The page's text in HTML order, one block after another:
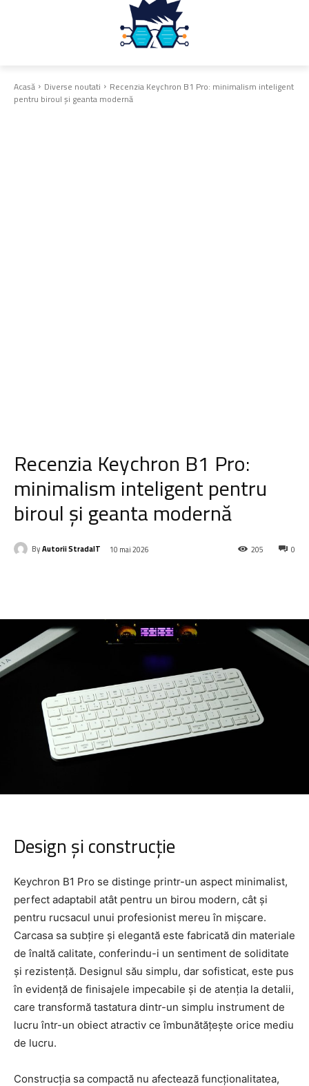
Acasă Diverse noutati Recenzia Keychron B1 Pro: minimalism inteligent
pentru biroul și geanta modernă
Recenzia Keychron B1 Pro:
minimalism inteligent pentru
biroul și geanta modernă
ByAutorii StradaIT 10 mai 2026 0
205
Design și construcție
Keychron B1 Pro se distinge printr-un aspect minimalist,
perfect adaptabil atât pentru un birou modern, cât și
pentru rucsacul unui profesionist mereu în mișcare.
Carcasa sa subțire și elegantă este fabricată din materiale
de înaltă calitate, conferindu-i un sentiment de soliditate
și rezistență. Designul său simplu, dar sofisticat, este pus
în evidență de finisajele impecabile și de atenția la detalii,
care transformă tastatura dintr-un simplu instrument de
lucru într-un obiect atractiv ce îmbunătățește orice mediu
de lucru.
Construcția sa compactă nu afectează funcționalitatea,